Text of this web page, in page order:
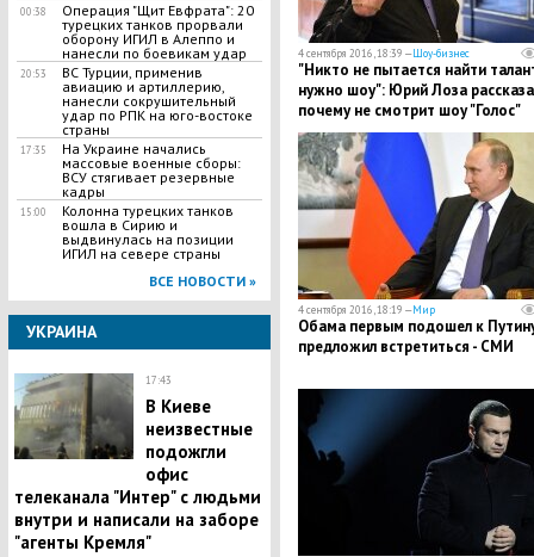
00:38
Операция "Щит Евфрата": 20
турецких танков прорвали
оборону ИГИЛ в Алеппо и
нанесли по боевикам удар
20:53
ВС Турции, применив
авиацию и артиллерию,
нанесли сокрушительный
удар по РПК на юго-востоке
страны
17:35
На Украине начались
массовые военные сборы:
ВСУ стягивает резервные
кадры
15:00
Колонна турецких танков
вошла в Сирию и
выдвинулась на позиции
ИГИЛ на севере страны
ВСЕ НОВОСТИ »
УКРАИНА
17:43
В Киеве
неизвестные
подожгли
офис
телеканала "Интер" с людьми
внутри и написали на заборе
"агенты Кремля"
4 сентября 2016, 18:39 —Шоу-бизнес
"Никто не пытается найти
нужно шоу": Юрий Лоза
почему не смотрит шоу "Голос"
4 сентября 2016, 18:19 —Мир
Обама первым подошел к
предложил встретиться - СМИ